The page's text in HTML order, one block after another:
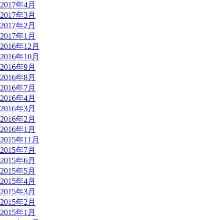
2017年4月
2017年3月
2017年2月
2017年1月
2016年12月
2016年10月
2016年9月
2016年8月
2016年7月
2016年4月
2016年3月
2016年2月
2016年1月
2015年11月
2015年7月
2015年6月
2015年5月
2015年4月
2015年3月
2015年2月
2015年1月